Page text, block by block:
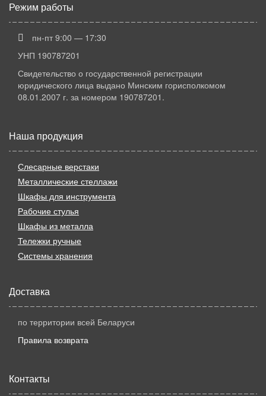
Режим работы
пн-пт 9:00 — 17:30
УНП 190787201
Свидетельство о государственной регистрации
юридического лица выдано Минским горисполкомом
08.01.2007 г. за номером 190787201.
Наша продукция
Слесарные верстаки
Металлические стеллажи
Шкафы для инструмента
Рабочие стулья
Шкафы из металла
Тележки ручные
Системы хранения
Доставка
по территории всей Беларуси
Правила возврата
Контакты